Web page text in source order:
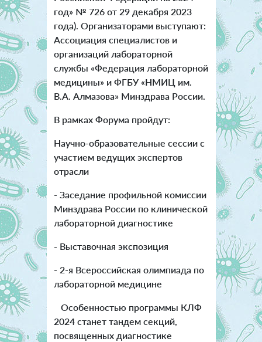
год» № 726 от 29 декабря 2023
года). Организаторами выступают:
Ассоциация специалистов и
организаций лабораторной
службы «Федерация лабораторной
медицины» и ФГБУ «НМИЦ им.
В.А. Алмазова» Минздрава России.
В рамках Форума пройдут:
Научно-образовательные сессии с
участием ведущих экспертов
отрасли
- Заседание профильной комиссии
Минздрава России по клинической
лабораторной диагностике
- Выставочная экспозиция
- 2-я Всероссийская олимпиада по
лабораторной медицине
Особенностью программы КЛФ
2024 станет тандем секций,
посвященных диагностике